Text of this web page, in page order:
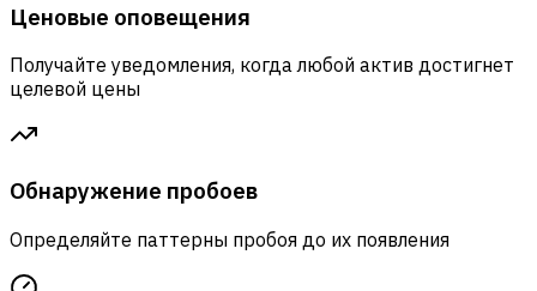
Ценовые оповещения
Получайте уведомления, когда любой актив достигнет
целевой цены
Обнаружение пробоев
Определяйте паттерны пробоя до их появления